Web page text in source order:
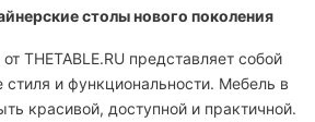
столы нового поколения
THETABLE.RU представляет собой
стиля и функциональности. Мебель в
красивой, доступной и практичной.